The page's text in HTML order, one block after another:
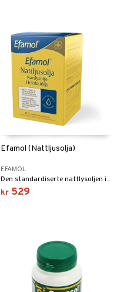
Efamol (Nattljusolja)
EFAMOL
Den standardiserte nattlysoljen i Efamol inneholder opp til 33% mer GLA enn andre oljer på markedet.
kr 529